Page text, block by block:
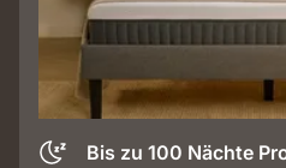
Bis zu 100 Nächte